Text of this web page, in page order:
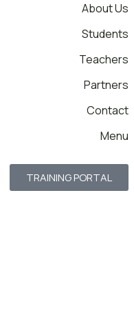
About Us
Students
Teachers
Partners
Contact
Menu
TRAINING PORTAL